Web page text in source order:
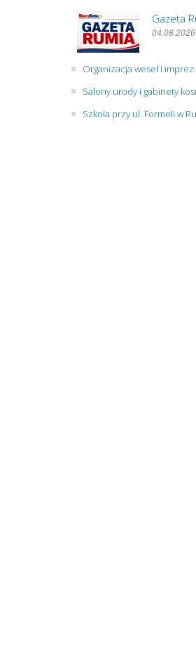
Gazeta
04.08.2026
Organizacja wesel i
Salony urody i gabinety
Szkoła przy ul. Formeli w